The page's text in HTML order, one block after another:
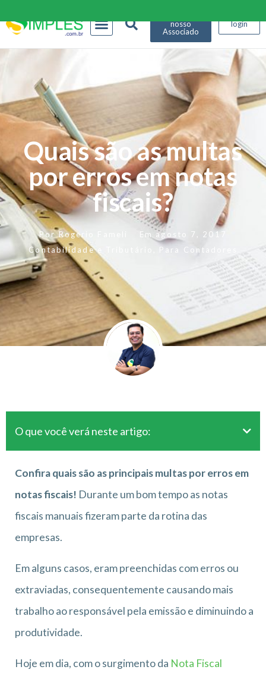
nosso
Associado
login
Quais são as multas
por erros em notas
fiscais?
PorRogerio Fameli Em agosto 7, 2017
Contabilidade e Tributário
Para Contadores
O que você verá neste artigo:
Confira quais são as principais multas por erros em
notas fiscais! Durante um bom tempo as notas
fiscais manuais fizeram parte da rotina das
empresas.
Em alguns casos, eram preenchidas com erros ou
extraviadas, consequentemente causando mais
trabalho ao responsável pela emissão e diminuindo a
produtividade.
Hoje em dia, com o surgimento da Nota Fiscal